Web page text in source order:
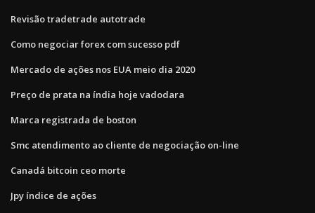
Revisão tradetrade autotrade
Como negociar forex com sucesso pdf
Mercado de ações nos EUA meio dia 2020
Preço de prata na índia hoje vadodara
Marca registrada de boston
Smc atendimento ao cliente de negociação on-line
Canadá bitcoin ceo morte
Jpy índice de ações